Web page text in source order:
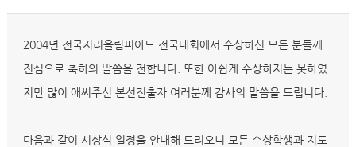
2004년 전국지리올림피아드 전국대회에서 수상하신 모든 분들께
진심으로 축하의 말씀을 전합니다. 또한 아쉽게 수상하지는 못하였
지만 많이 애써주신 본선진출자 여러분께 감사의 말씀을 드립니다.
다음과 같이 시상식 일정을 안내해 드리오니 모든 수상학생과 지도